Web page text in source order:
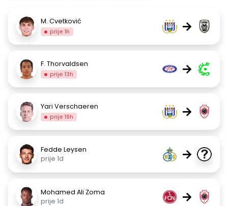
M. Cvetković
prije 1h →
F. Thorvaldsen
prije 13h →
Yari Verschaeren
prije 19h →
Fedde Leysen
prije 1d
→
Mohamed Ali Zoma
prije 1d
→